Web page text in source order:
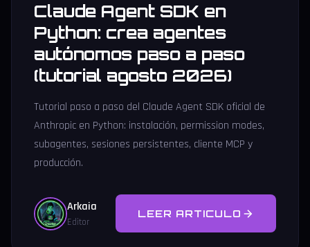
Claude Agent SDK en
Python: crea agentes
autónomos paso a paso
(tutorial agosto 2026)
Tutorial paso a paso del Claude Agent SDK oficial de
Anthropic en Python: instalación, permission modes,
subagentes, sesiones persistentes, cliente MCP y
producción.
Arkaia
Editor
LEER ARTICULO